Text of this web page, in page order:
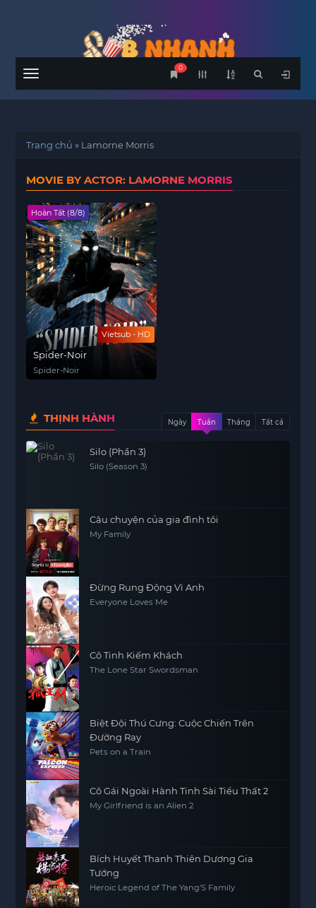
Menu
0
Trang chủ » Lamorne Morris
MOVIE BY ACTOR: LAMORNE MORRIS
Vietsub - HD
Hoàn Tất (8/8)
Spider-Noir
Spider-Noir
THỊNH HÀNH Ngày Tuần Tháng Tất cả
Silo (Phần 3)
Silo (Season 3)
Câu chuyện của gia đình tôi
My Family
Đừng Rung Động Vì Anh
Everyone Loves Me
Cô Tinh Kiếm Khách
The Lone Star Swordsman
Biệt Đội Thú Cưng: Cuộc Chiến Trên
Đường Ray
Pets on a Train
Cô Gái Ngoài Hành Tinh Sài Tiểu Thất 2
My Girlfriend is an Alien 2
Bích Huyết Thanh Thiên Dương Gia
Tướng
Heroic Legend of The Yang'S Family